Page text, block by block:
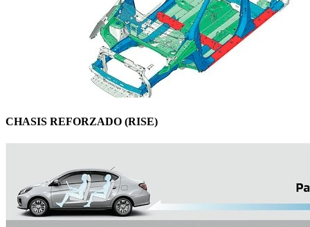
CHASIS REFORZADO (RISE)